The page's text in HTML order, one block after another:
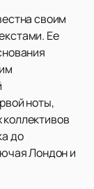
своим
Ее
ноты,
до
Лондон и